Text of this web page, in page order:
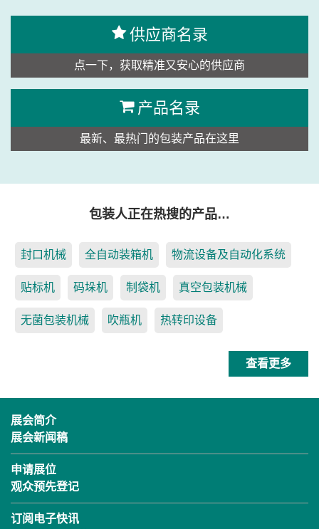
供应商名录
点一下，获取精准又安心的供应商
产品名录
最新、最热门的包装产品在这里
包装人正在热搜的产品…
封口机械 全自动装箱机 物流设备及自动化系统
贴标机 码垛机 制袋机 真空包装机械
无菌包装机械 吹瓶机 热转印设备
查看更多
展会简介
展会新闻稿
申请展位
观众预先登记
订阅电子快讯